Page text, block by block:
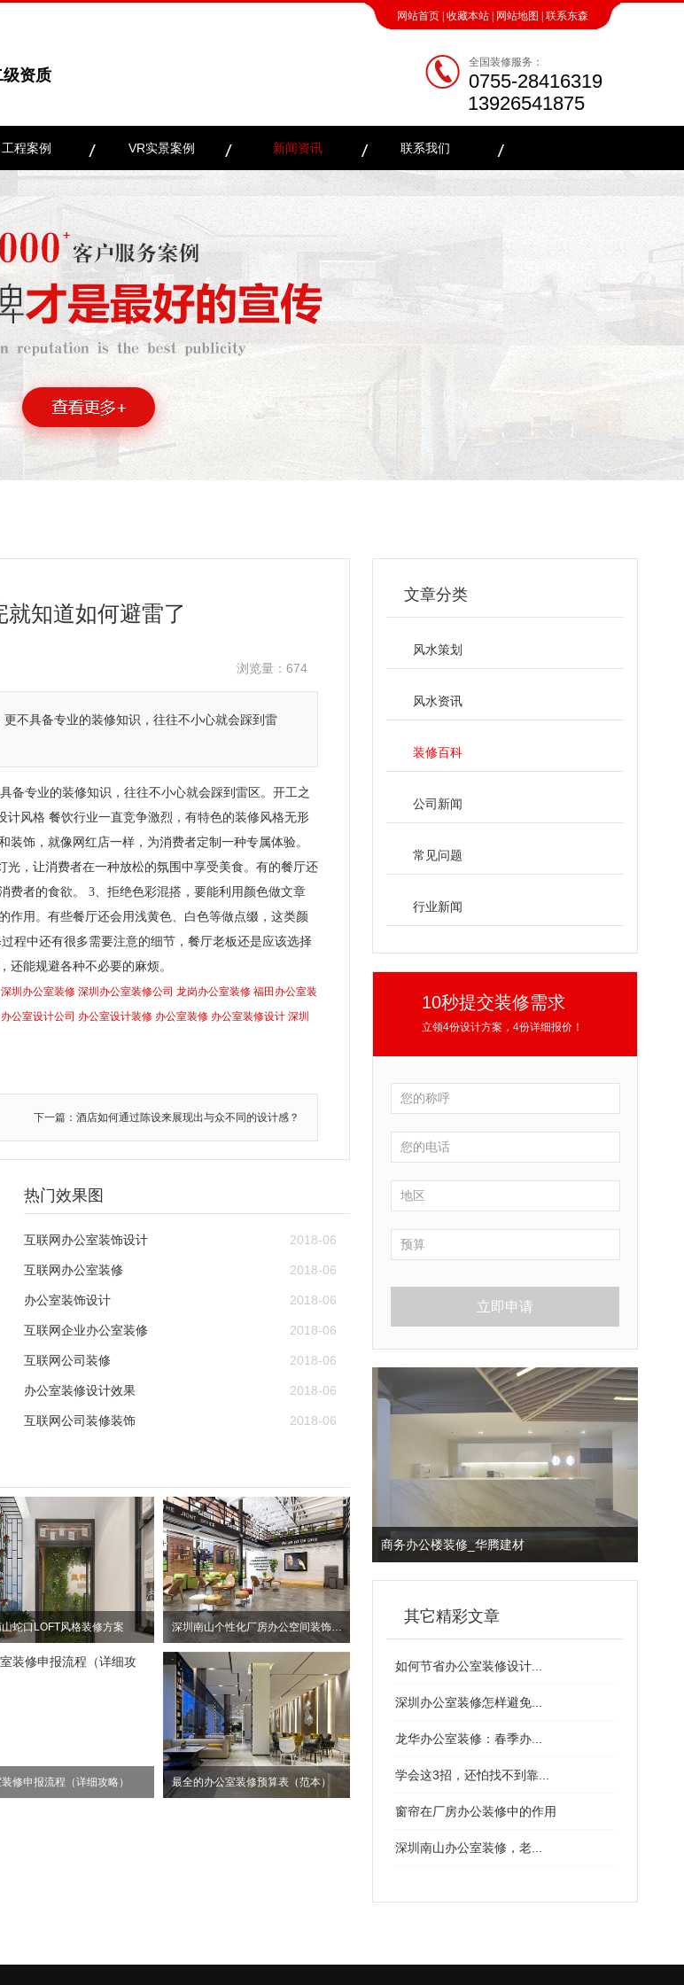
网站首页 收藏本站 网站地图 联系东森
级资质
全国装修服务：
0755-28416319
13926541875
工程案例 VR实景案例 新闻资讯 联系我们
知道如何避雷了
浏览量： 674
不具备专业的装修知识，往往不小心就会踩到雷
备专业的装修知识，往往不小心就会踩到雷区。开工之
风格 餐饮行业一直竞争激烈，有特色的装修风格无形
饰，就像网红店一样，为消费者定制一种专属体验。
，让消费者在一种放松的氛围中享受美食。有的餐厅还
费者的食欲。 3、拒绝色彩混搭，要能利用颜色做文章
作用。有些餐厅还会用浅黄色、白色等做点缀，这类颜
程中还有很多需要注意的细节，餐厅老板还是应该选择
还能规避各种不必要的麻烦。
深圳办公室装修 深圳办公室装修公司 龙岗办公室装修 福田办公室装
办公室设计公司 办公室设计装修 办公室装修 办公室装修设计 深圳
下一篇：酒店如何通过陈设来展现出与众不同的设计感？
热门效果图
互联网办公室装饰设计 2018-06
互联网办公室装修 2018-06
办公室装饰设计 2018-06
互联网企业办公室装修 2018-06
互联网公司装修 2018-06
办公室装修设计效果 2018-06
互联网公司装修装饰 2018-06
蛇口LOFT风格装修方案 深圳南山个性化厂房办公空间装饰设计
修申报流程（详细攻略） 最全的办公室装修预算表（范本）
文章分类
风水策划
风水资讯
装修百科
公司新闻
常见问题
行业新闻
10秒提交装修需求
立领4份设计方案，4份详细报价！
立即申请
商务办公楼装修_华腾建材
其它精彩文章
如何节省办公室装修设计...
深圳办公室装修怎样避免...
龙华办公室装修：春季办...
学会这3招，还怕找不到靠...
窗帘在厂房办公装修中的作用
深圳南山办公室装修，老...